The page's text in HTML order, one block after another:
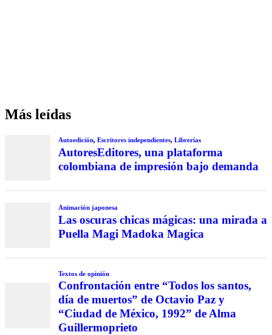
Más leídas
Autoedición, Escritores independientes, Librerías
AutoresEditores, una plataforma
colombiana de impresión bajo demanda
Animación japonesa
Las oscuras chicas mágicas: una mirada a
Puella Magi Madoka Magica
Textos de opinión
Confrontación entre “Todos los santos,
día de muertos” de Octavio Paz y
“Ciudad de México, 1992” de Alma
Guillermoprieto